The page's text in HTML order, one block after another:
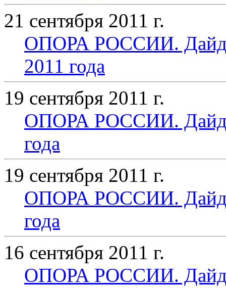
21 сентября 2011 г.
ОПОРА РОССИИ.
2011 года
19 сентября 2011 г.
ОПОРА РОССИИ.
года
19 сентября 2011 г.
ОПОРА РОССИИ.
года
16 сентября 2011 г.
ОПОРА РОССИИ.